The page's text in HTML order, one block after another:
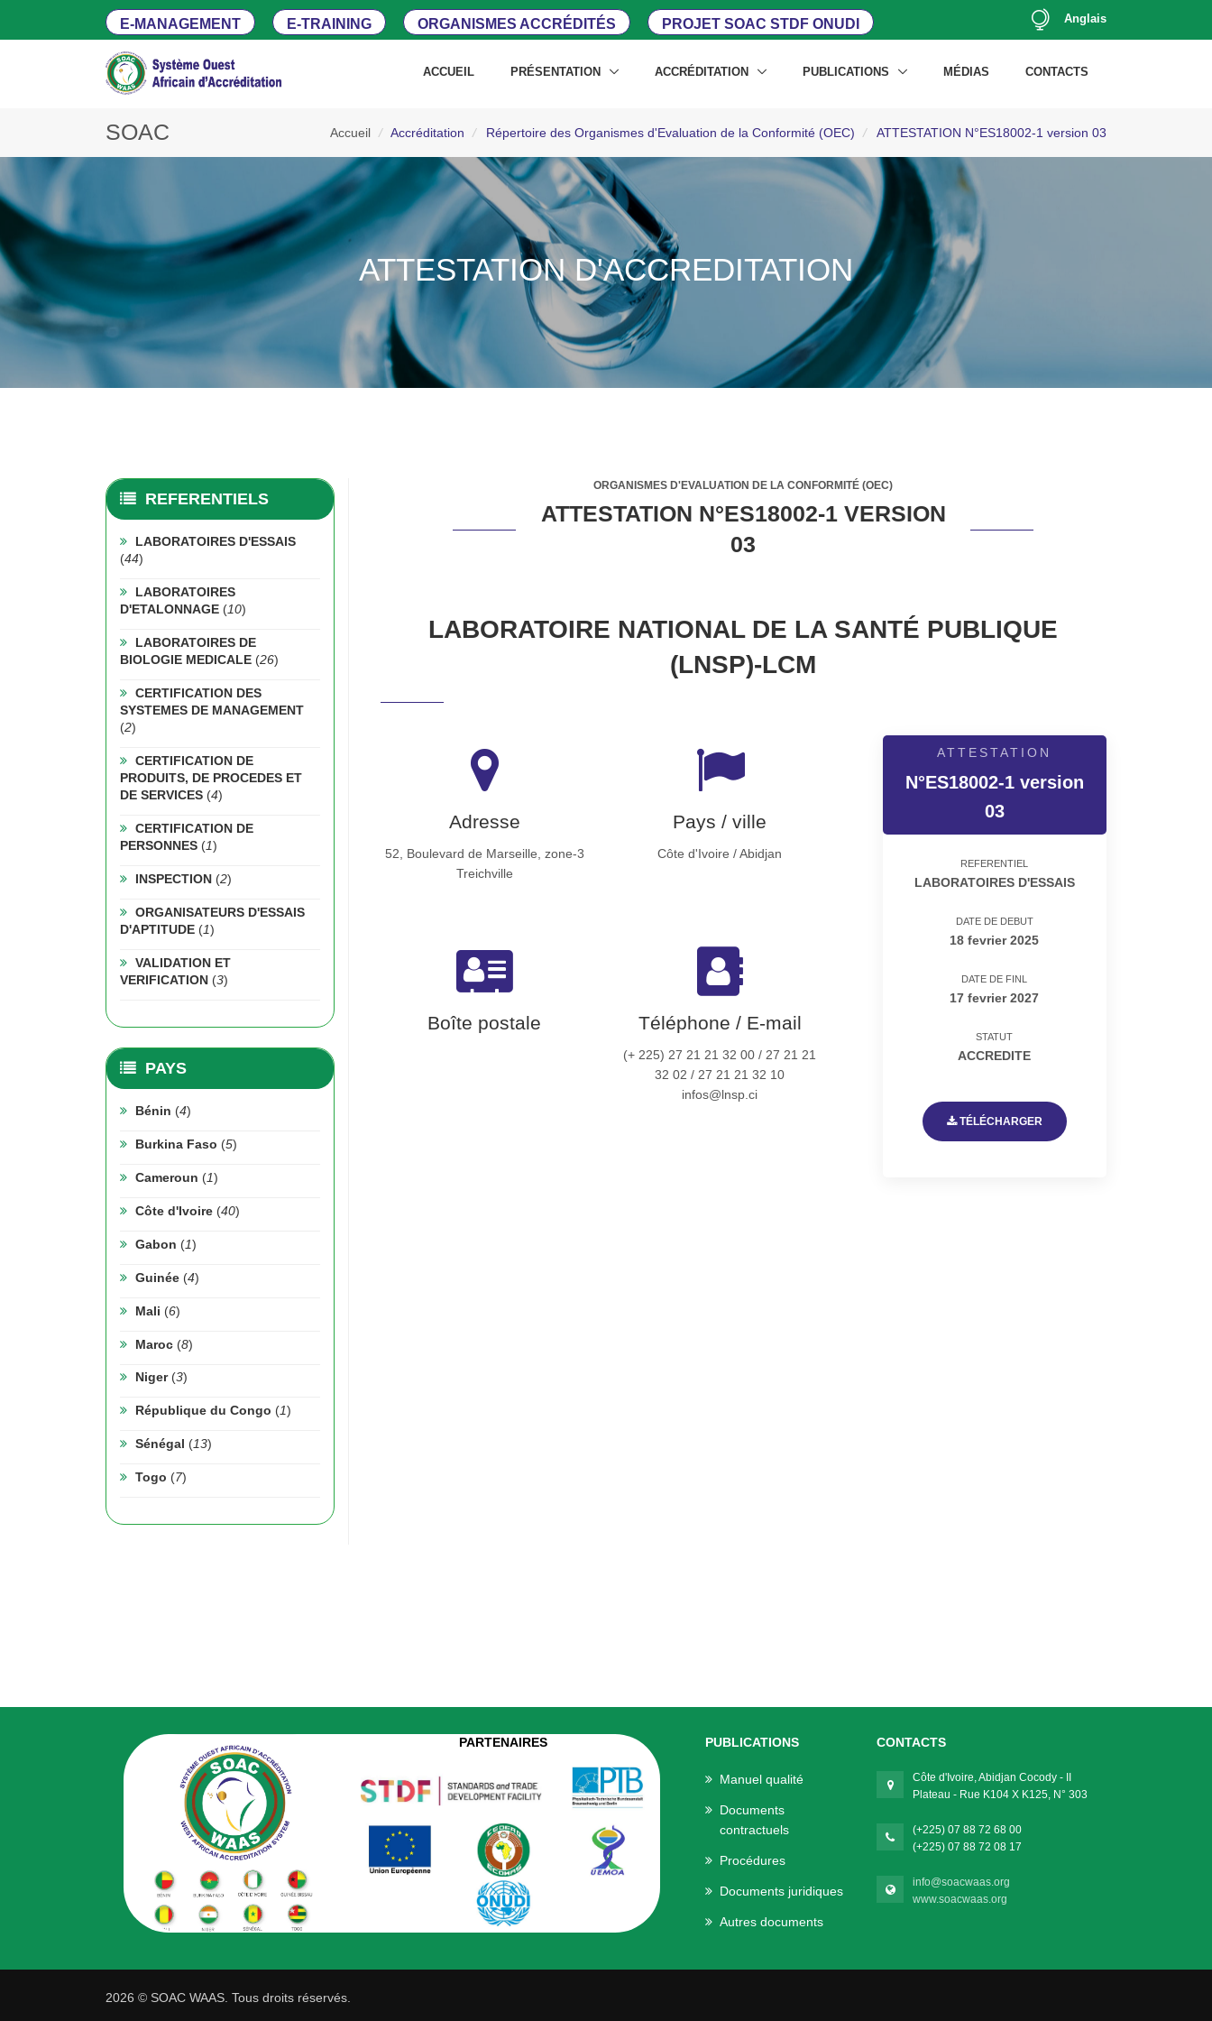
E-MANAGEMENT E-TRAINING ORGANISMES ACCRÉDITÉS PROJET SOAC STDF ONUDI Anglais
ACCUEIL PRÉSENTATION ACCRÉDITATION PUBLICATIONS MÉDIAS CONTACTS
SOAC Accueil / Accréditation / Répertoire des Organismes d'Evaluation de la Conformité (OEC) / ATTESTATION N°ES18002-1 version 03
ATTESTATION D'ACCREDITATION
ORGANISMES D'EVALUATION DE LA CONFORMITÉ (OEC)
ATTESTATION N°ES18002-1 VERSION
03
LABORATOIRE NATIONAL DE LA SANTÉ PUBLIQUE
(LNSP)-LCM
Adresse
52, Boulevard de Marseille, zone-3
Treichville
Pays / ville
Côte d'Ivoire / Abidjan
Boîte postale Téléphone / E-mail
(+ 225) 27 21 21 32 00 / 27 21 21
32 02 / 27 21 21 32 10
infos@lnsp.ci
ATTESTATION
N°ES18002-1 version
03
REFERENTIEL
LABORATOIRES D'ESSAIS
DATE DE DEBUT
18 fevrier 2025
DATE DE FINL
17 fevrier 2027
STATUT
ACCREDITE
TÉLÉCHARGER
REFERENTIELS
LABORATOIRES D'ESSAIS
(44)
LABORATOIRES
D'ETALONNAGE (10)
LABORATOIRES DE
BIOLOGIE MEDICALE (26)
CERTIFICATION DES
SYSTEMES DE MANAGEMENT
(2)
CERTIFICATION DE
PRODUITS, DE PROCEDES ET
DE SERVICES (4)
CERTIFICATION DE
PERSONNES (1)
INSPECTION (2)
ORGANISATEURS D'ESSAIS
D'APTITUDE (1)
VALIDATION ET
VERIFICATION (3)
PAYS
Bénin (4)
Burkina Faso (5)
Cameroun (1)
Côte d'Ivoire (40)
Gabon (1)
Guinée (4)
Mali (6)
Maroc (8)
Niger (3)
République du Congo (1)
Sénégal (13)
Togo (7)
PARTENAIRES PUBLICATIONS
Manuel qualité
Documents
contractuels
Procédures
Documents juridiques
Autres documents
CONTACTS
Côte d'Ivoire, Abidjan Cocody - II
Plateau - Rue K104 X K125, N° 303
(+225) 07 88 72 68 00
(+225) 07 88 72 08 17
info@soacwaas.org
www.soacwaas.org
2026 © SOAC WAAS. Tous droits réservés.